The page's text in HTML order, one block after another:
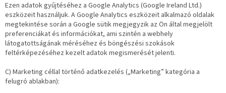
Ezen adatok gyűjtéséhez a Google Analytics (Google Ireland Ltd.)
eszközeit használjuk. A Google Analytics eszközeit alkalmazó oldalak
megtekintése során a Google sütik megjegyzik az Ön által megjelölt
preferenciákat és információkat, ami szintén a webhely
látogatottságának méréséhez és böngészési szokások
feltérképezéséhez kezelt adatok megismerését jelenti.
C) Marketing céllal történő adatkezelés („Marketing” kategória a
felugró ablakban):